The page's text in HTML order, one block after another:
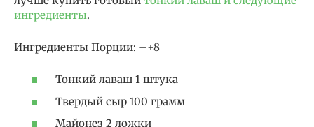
ингредиенты.
Ингредиенты Порции: –+8
Тонкий лаваш 1 штука
Твердый сыр 100 грамм
Майонез 2 ложки